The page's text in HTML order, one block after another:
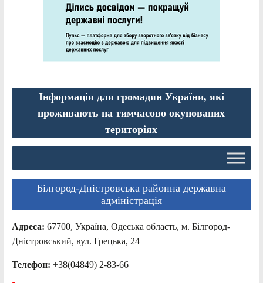
Інформація для громадян України, які
проживають на тимчасово окупованих
територіях
Білгород-Дністровська районна державна
адміністрація
Адреса: 67700, Україна, Одеська область, м. Білгород-
Дністровський, вул. Грецька, 24
Телефон: +38(04849) 2-83-66